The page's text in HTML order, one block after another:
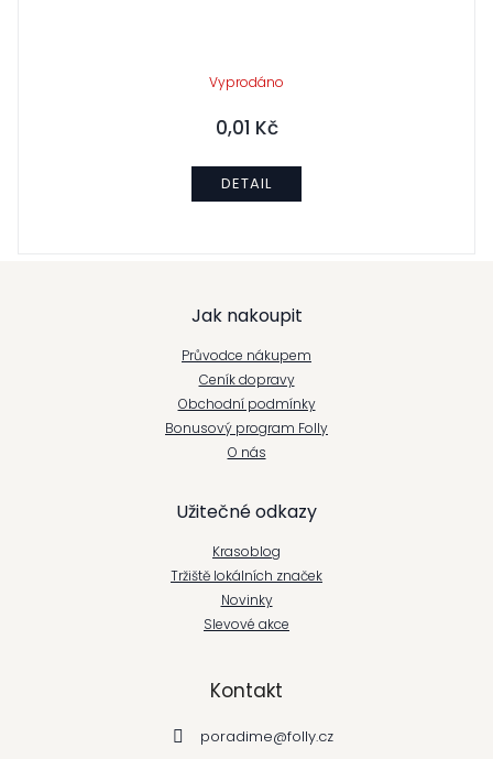
Vyprodáno
0,01 Kč
DETAIL
Jak nakoupit
Průvodce nákupem
Ceník dopravy
Obchodní podmínky
Bonusový program Folly
O nás
Užitečné odkazy
Krasoblog
Tržiště lokálních značek
Novinky
Slevové akce
Kontakt
poradime@folly.cz